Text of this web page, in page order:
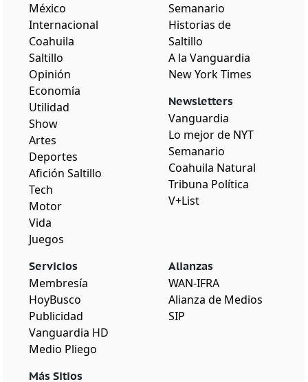
México
Internacional
Coahuila
Saltillo
Opinión
Economía
Utilidad
Show
Artes
Deportes
Afición Saltillo
Tech
Motor
Vida
Juegos
Semanario
Historias de
Saltillo
A la Vanguardia
New York Times
Newsletters
Vanguardia
Lo mejor de NYT
Semanario
Coahuila Natural
Tribuna Política
V+List
Servicios
Membresía
HoyBusco
Publicidad
Vanguardia HD
Medio Pliego
Más Sitios
Alianzas
WAN-IFRA
Alianza de Medios
SIP